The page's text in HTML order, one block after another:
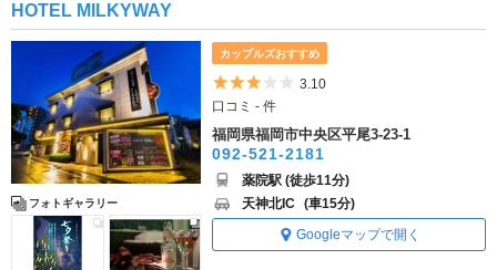
HOTEL MILKYWAY
フォトギャラリー
カップルズおすすめ
5つ星のうち3
3.10
口コミ - 件
福岡県福岡市中央区平尾3-23-1
092-521-2181
薬院駅 (徒歩11分)
天神北IC (車15分)
Googleマップで開く